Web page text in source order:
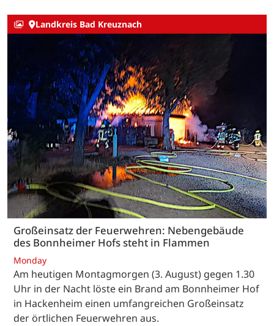
Landkreis Bad Kreuznach
Großeinsatz der Feuerwehren: Nebengebäude
des Bonnheimer Hofs steht in Flammen
Monday
Am heutigen Montagmorgen (3. August) gegen 1.30
Uhr in der Nacht löste ein Brand am Bonnheimer Hof
in Hackenheim einen umfangreichen Großeinsatz
der örtlichen Feuerwehren aus.